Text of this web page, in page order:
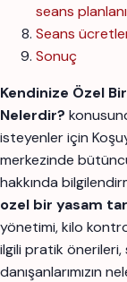
seans
Seans
Sonuç
Kendinize Özel
Nelerdir?
isteyenler için
merkezinde
hakkında
ozel bir yasam
yönetimi, kilo
ilgili pratik önerileri,
danışanlarımızın